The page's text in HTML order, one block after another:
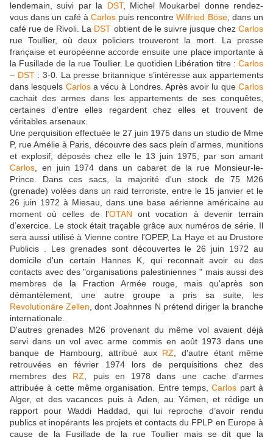
lendemain, suivi par la DST, Michel Moukarbel donne rendez-
vous dans un café à Carlospuis rencontreWilfried Böse, dans un
café rue de Rivoli. La DST obtient de le suivre jusque chezCarlos
rue Toullier, où deux policiers trouveront la mort. La presse
française et européenne accorde ensuite une place importante à
la Fusillade de la rue Toullier. Le quotidien Libération titre : Carlos
– DST: 3-0. La presse britannique s’intéresse aux appartements
dans lesquels Carlosa vécu à Londres. Après avoir lu queCarlos
cachait des armes dans les appartements de ses conquêtes,
certaines d’entre elles regardent chez elles et trouvent de
véritables arsenaux.
Une perquisition effectuée le 27 juin 1975 dans un studio de Mme
P, rue Amélie à Paris, découvre des sacs plein d'armes, munitions
et explosif, déposés chez elle le 13 juin 1975, par son amant
Carlos, en juin 1974 dans un cabaret de la rue Monsieur-le-
Prince. Dans ces sacs, la majorité d'un stock de 75 M26
(grenade) volées dans un raid terroriste, entre le 15 janvier et le
26 juin 1972 à Miesau, dans une base aérienne américaine au
moment où celles de l'OTAN ont vocation à devenir terrain
d’exercice. Le stock était traçable grâce aux numéros de série. Il
sera aussi utilisé à Vienne contre l'OPEP, La Haye et au Drustore
Publicis . Les grenades sont découvertes le 26 juin 1972 au
domicile d'un certain Hannes K, qui reconnait avoir eu des
contacts avec des "organisations palestiniennes " mais aussi des
membres de la Fraction Armée rouge, mais qu'après son
démantèlement, une autre groupe a pris sa suite, les
Revolutionäre Zellen, dont Joahnnes N prétend diriger la branche
internationale.
D'autres grenades M26 provenant du même vol avaient déjà
servi dans un vol avec arme commis en août 1973 dans une
banque de Hambourg, attribué aux RZ, d'autre étant même
retrouvées en février 1974 lors de perquisitions chez des
membres des RZ, puis en 1978 dans une cache d'armes
attribuée à cette même organisation. Entre temps,Carlos part à
Alger, et des vacances puis à Aden, au Yémen, et rédige un
rapport pour Waddi Haddad, qui lui reproche d’avoir rendu
publics et inopérants les projets et contacts du FPLP en Europe à
cause de la Fusillade de la rue Toullier mais se dit que la